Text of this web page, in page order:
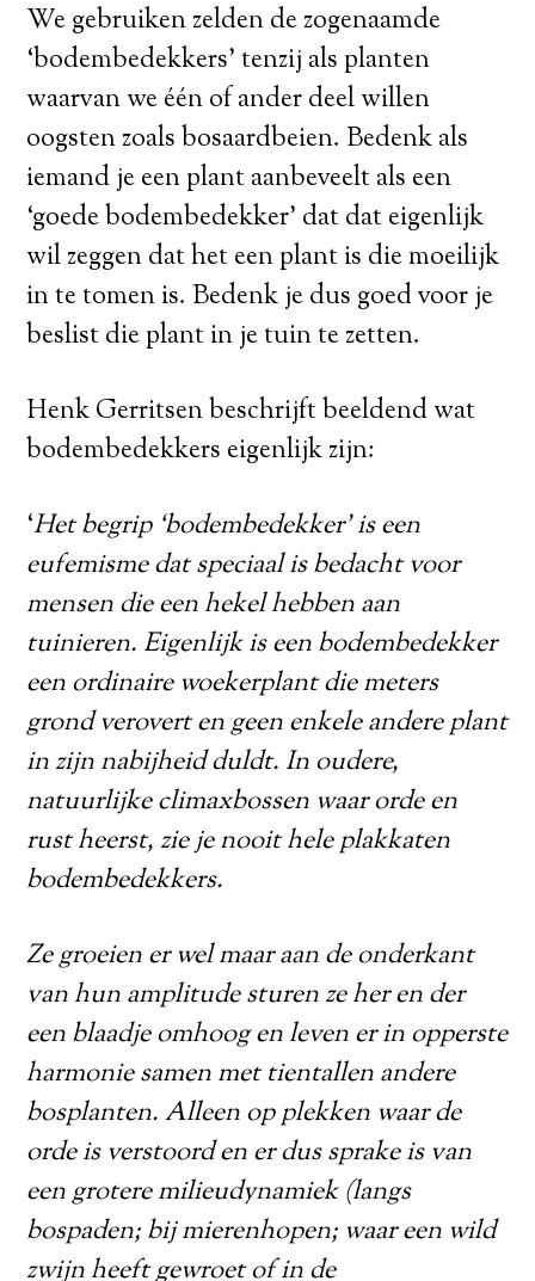
We gebruiken zelden de zogenaamde
‘bodembedekkers’ tenzij als planten
waarvan we één of ander deel willen
oogsten zoals bosaardbeien. Bedenk als
iemand je een plant aanbeveelt als een
‘goede bodembedekker’ dat dat eigenlijk
wil zeggen dat het een plant is die moeilijk
in te tomen is. Bedenk je dus goed voor je
beslist die plant in je tuin te zetten.
Henk Gerritsen beschrijft beeldend wat
bodembedekkers eigenlijk zijn:
‘Het begrip ‘bodembedekker’ is een
eufemisme dat speciaal is bedacht voor
mensen die een hekel hebben aan
tuinieren. Eigenlijk is een bodembedekker
een ordinaire woekerplant die meters
grond verovert en geen enkele andere plant
in zijn nabijheid duldt. In oudere,
natuurlijke climaxbossen waar orde en
rust heerst, zie je nooit hele plakkaten
bodembedekkers.
Ze groeien er wel maar aan de onderkant
van hun amplitude sturen ze her en der
een blaadje omhoog en leven er in opperste
harmonie samen met tientallen andere
bosplanten. Alleen op plekken waar de
orde is verstoord en er dus sprake is van
een grotere milieudynamiek (langs
bospaden; bij mierenhopen; waar een wild
zwijn heeft gewroet of in de